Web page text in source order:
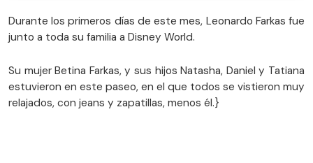
Durante los primeros días de este mes, Leonardo Farkas fue
junto a toda su familia a Disney World.
Su mujer Betina Farkas, y sus hijos Natasha, Daniel y Tatiana
estuvieron en este paseo, en el que todos se vistieron muy
relajados, con jeans y zapatillas, menos él.}